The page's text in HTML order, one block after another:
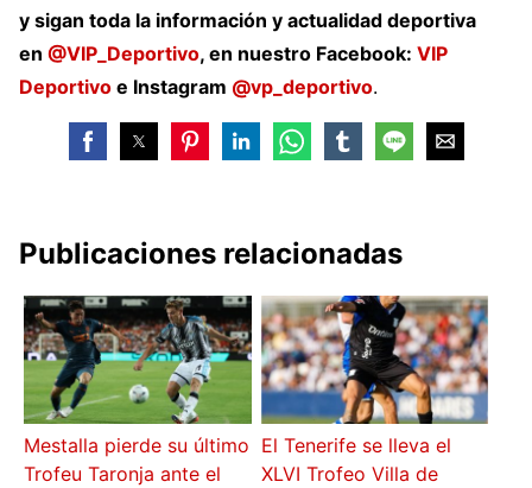
y sigan toda la información y actualidad deportiva
en @VIP_Deportivo, en nuestro Facebook: VIP
Deportivo e Instagram @vp_deportivo.
Publicaciones relacionadas
Mestalla pierde su último
Trofeu Taronja ante el
El Tenerife se lleva el
XLVI Trofeo Villa de